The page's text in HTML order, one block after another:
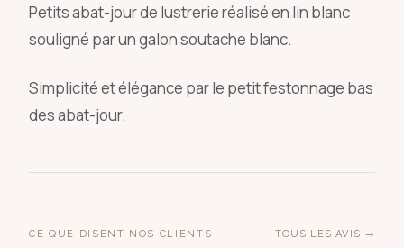
Petits abat-jour de lustrerie réalisé en lin blanc
souligné par un galon soutache blanc.
Simplicité et élégance par le petit festonnage bas
des abat-jour.
CE QUE DISENT NOS CLIENTS TOUS LES AVIS →